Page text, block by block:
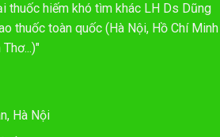
thuốc hiếm khó tìm khác LH Ds Dũng
thuốc toàn quốc (Hà Nội, Hồ Chí Minh
Hà Nội